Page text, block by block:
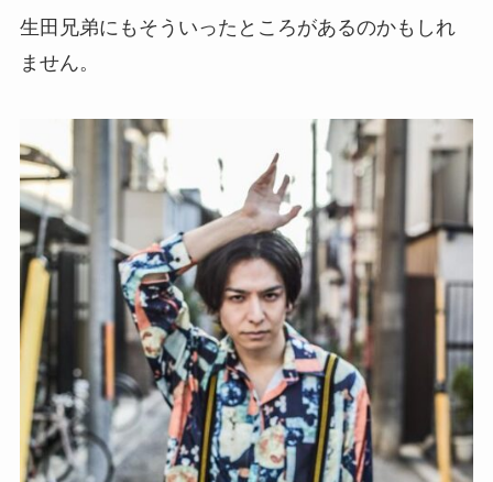
生田兄弟にもそういったところがあるのかもしれ
ません。